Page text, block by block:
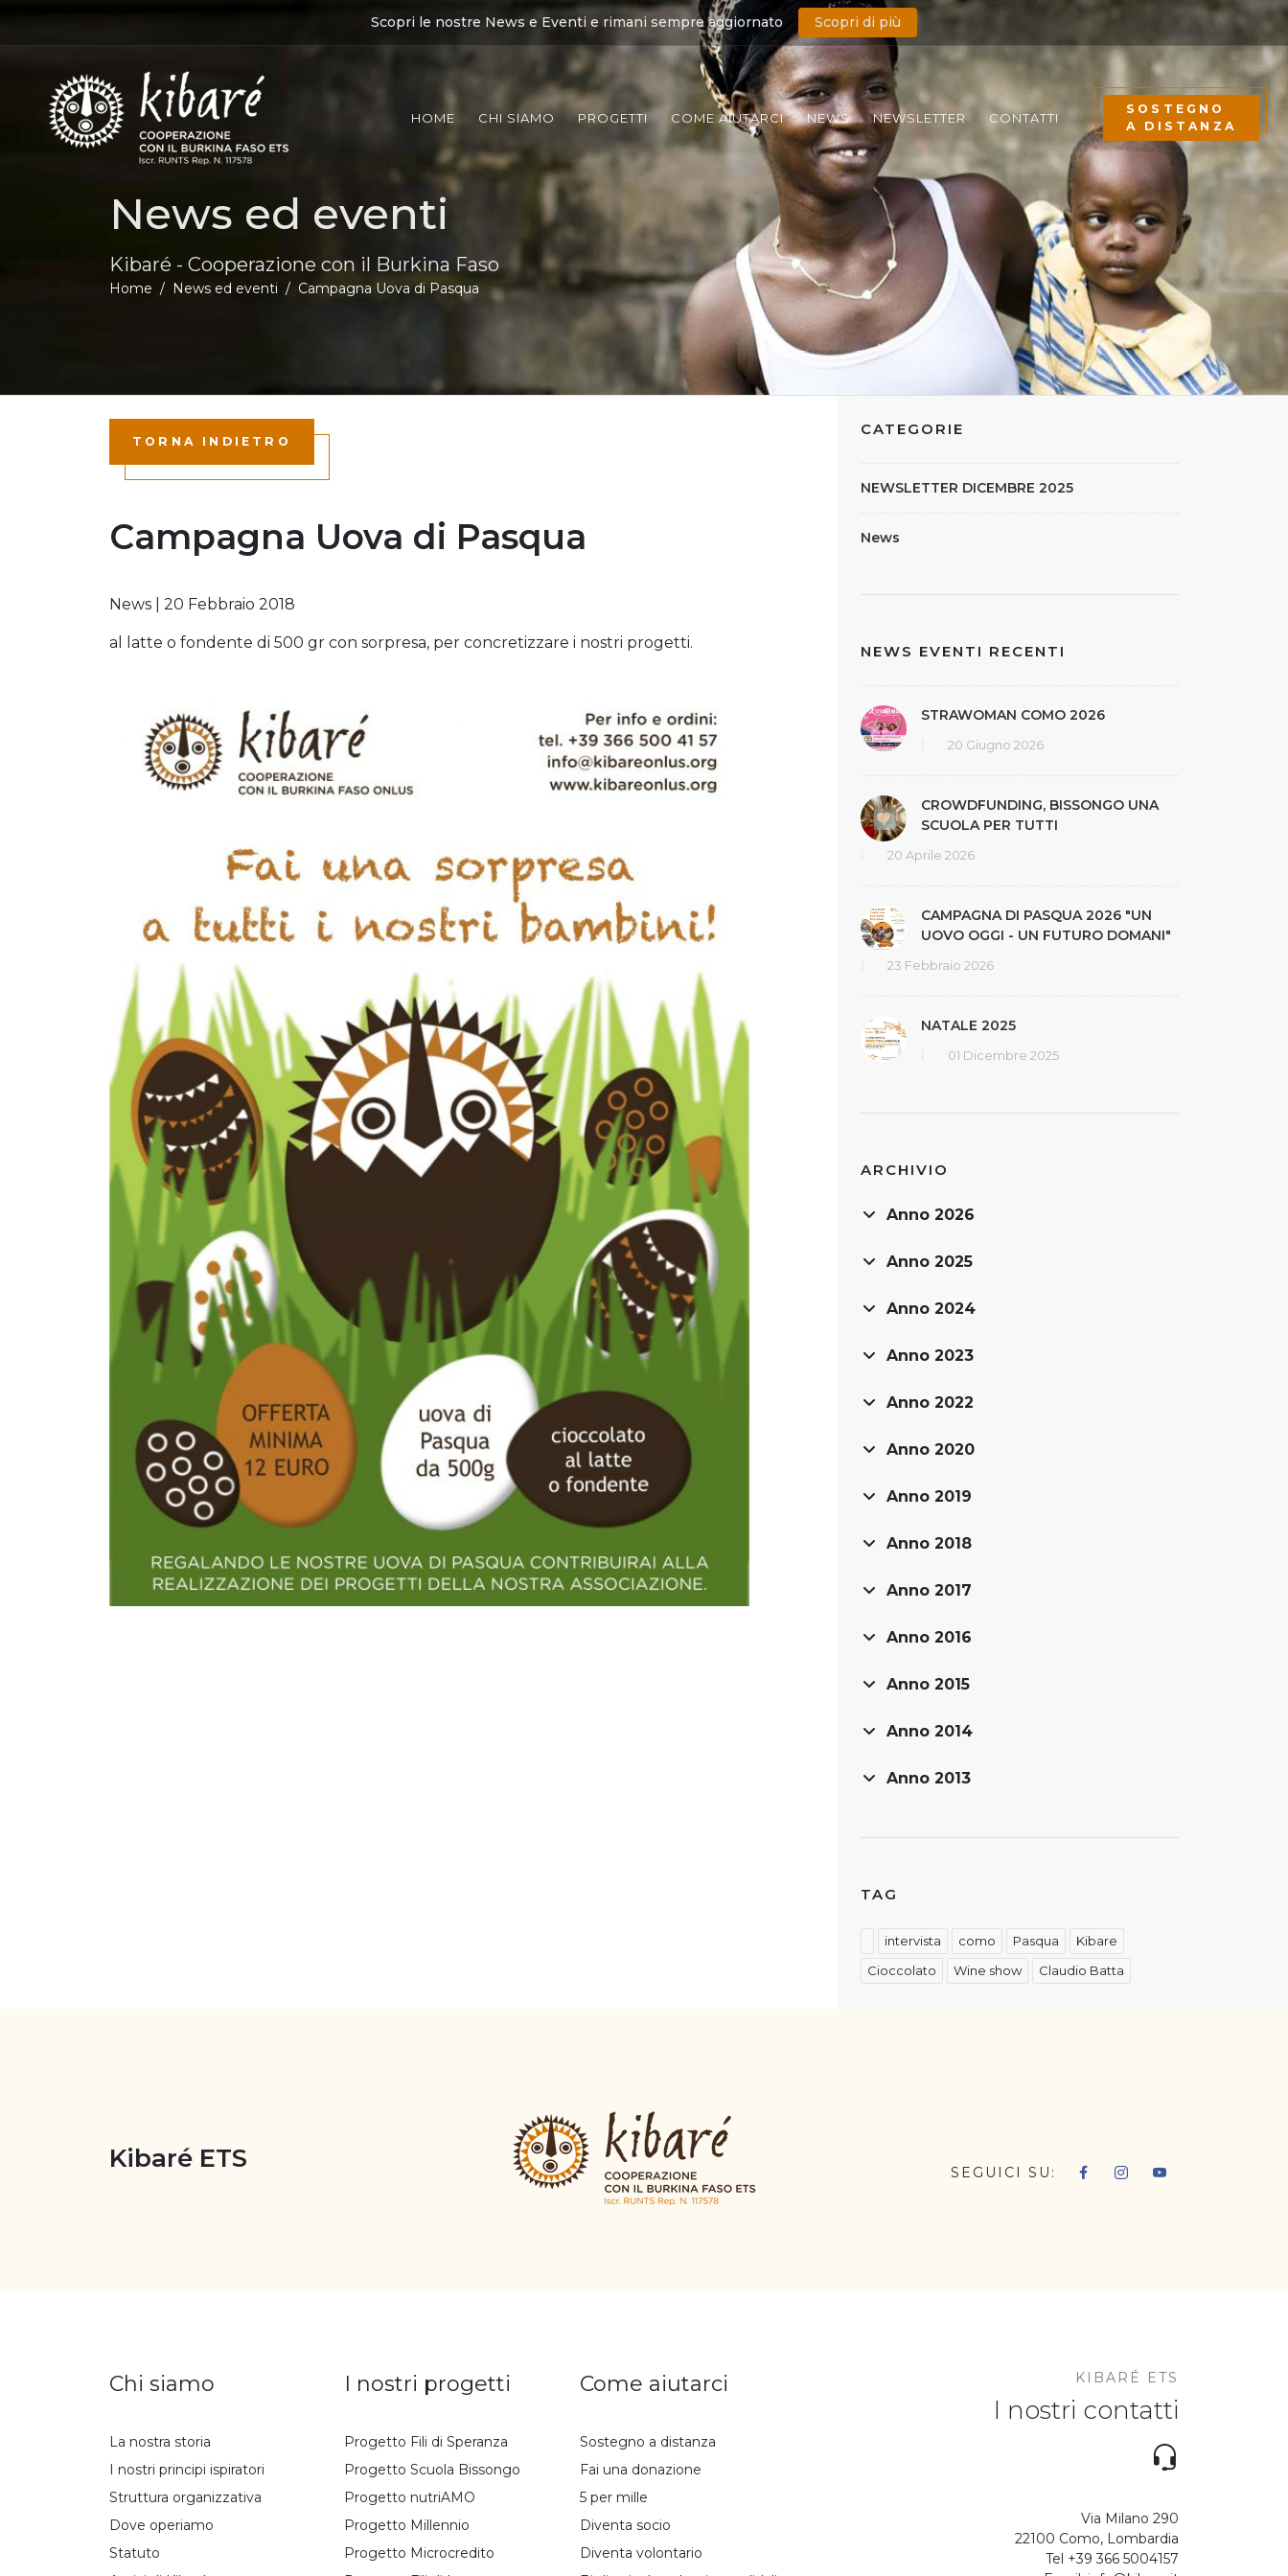
Scopri le nostre News e Eventi e rimani sempre aggiornato Scopri di più
SOSTEGNO
A DISTANZA
HOME CHI SIAMO PROGETTI COME AIUTARCI NEWS NEWSLETTER CONTATTI
News ed eventi
Kibaré - Cooperazione con il Burkina Faso
Home News ed eventi Campagna Uova di Pasqua
TORNA INDIETRO
Campagna Uova di Pasqua
News 20 Febbraio 2018
al latte o fondente di 500 gr con sorpresa, per concretizzare i nostri progetti.
CATEGORIE
NEWSLETTER DICEMBRE 2025
News
NEWS EVENTI RECENTI
STRAWOMAN COMO 2026
20 Giugno 2026
CROWDFUNDING, BISSONGO UNA
SCUOLA PER TUTTI
20 Aprile 2026
CAMPAGNA DI PASQUA 2026 "UN
UOVO OGGI - UN FUTURO DOMANI"
23 Febbraio 2026
NATALE 2025
01 Dicembre 2025
ARCHIVIO
Anno 2026
Anno 2025
Anno 2024
Anno 2023
Anno 2022
Anno 2020
Anno 2019
Anno 2018
Anno 2017
Anno 2016
Anno 2015
Anno 2014
Anno 2013
TAG
intervista como Pasqua
Kibare
Cioccolato
Wine show Claudio Batta
Kibaré ETS SEGUICI SU:
Chi siamo
La nostra storia
I nostri principi ispiratori
Struttura organizzativa
Dove operiamo
Statuto
I nostri progetti
Progetto Fili di Speranza
Progetto Scuola Bissongo
Progetto nutriAMO
Progetto Millennio
Progetto Microcredito
Come aiutarci
Sostegno a distanza
Fai una donazione
5 per mille
Diventa socio
Diventa volontario
KIBARÉ ETS
I nostri contatti
Via Milano 290
22100 Como, Lombardia
Tel +39 366 5004157